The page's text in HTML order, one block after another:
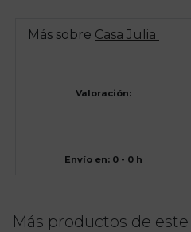
Más sobre Casa Julia
Valoración:
Envío en: 0 - 0 h
Más productos de